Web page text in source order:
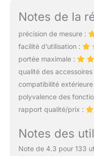
Notes de la
précision de mesure :
facilité d’utilisation :
portée maximale :
qualité des accessoires
compatibilité extérieure
polyvalence des
rapport qualité/prix :
Notes des
Note de 4.3 pour 133